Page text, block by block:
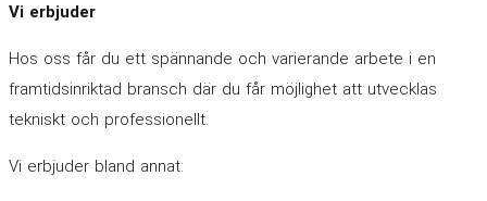
Vi erbjuder
Hos oss får du ett spännande och varierande arbete i en
framtidsinriktad bransch där du får möjlighet att utvecklas
tekniskt och professionellt.
Vi erbjuder bland annat: